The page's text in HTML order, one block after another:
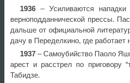
1936– Усиливаются нападки
верноподданнической прессы.
дальше от официальной
дачу в Переделкино, где работает
1937– Самоубийство Паоло
арест и расстрел по приговору
Табидзе.